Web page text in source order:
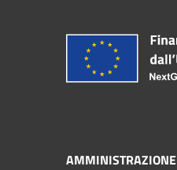
AMMINISTRAZIONE